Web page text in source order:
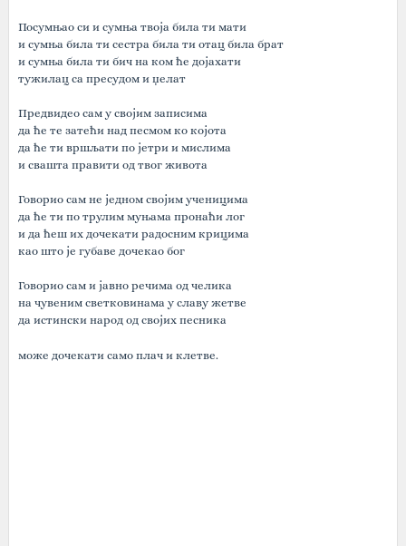
Посумњао си и сумња твоја била ти мати
и сумња била ти сестра била ти отац била брат
и сумња била ти бич на ком ће дојахати
тужилац са пресудом и џелат
Предвидео сам у својим записима
да ће те затећи над песмом ко којота
да ће ти вршљати по јетри и мислима
и свашта правити од твог живота
Говорио сам не једном својим ученицима
да ће ти по трулим муњама пронаћи лог
и да ћеш их дочекати радосним крицима
као што је губаве дочекао бог
Говорио сам и јавно речима од челика
на чувеним светковинама у славу жетве
да истински народ од својих песника
може дочекати само плач и клетве.